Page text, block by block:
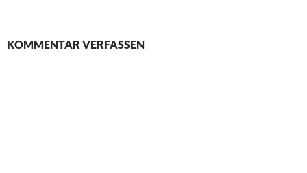
KOMMENTAR VERFASSEN